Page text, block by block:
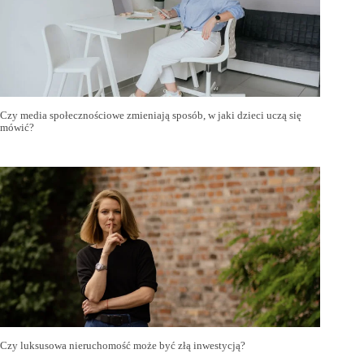
Czy media społecznościowe zmieniają sposób, w jaki dzieci uczą się
mówić?
Czy luksusowa nieruchomość może być złą inwestycją?